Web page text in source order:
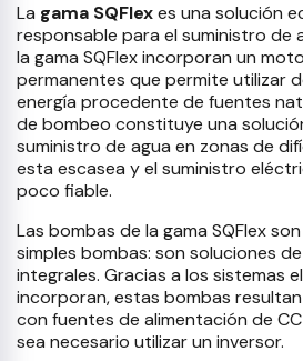
La gama SQFlexes una solución
responsable para el suministro de
la gama SQFlex incorporan un
permanentes que permite utilizar
energía procedente de fuentes
de bombeo constituye una
suministro de agua en zonas de
esta escasea y el suministro
poco fiable.
Las bombas de la gama SQFlex
simples bombas: son soluciones
integrales. Gracias a los sistemas
incorporan, estas bombas
con fuentes de alimentación de
sea necesario utilizar un inversor.